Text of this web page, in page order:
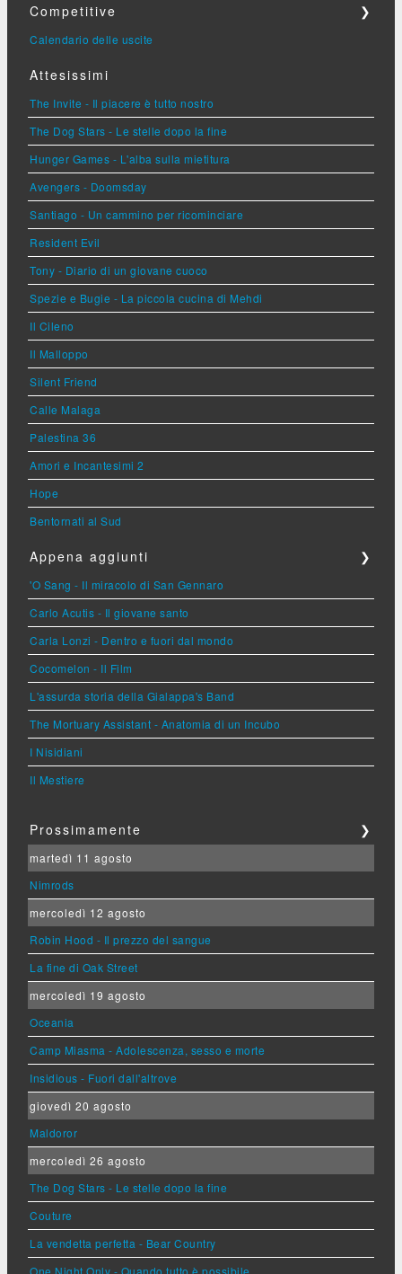
Competitive ❯
Calendario delle uscite
Attesissimi
The Invite - Il piacere è tutto nostro
The Dog Stars - Le stelle dopo la fine
Hunger Games - L'alba sulla mietitura
Avengers - Doomsday
Santiago - Un cammino per ricominciare
Resident Evil
Tony - Diario di un giovane cuoco
Spezie e Bugie - La piccola cucina di Mehdi
Il Cileno
Il Malloppo
Silent Friend
Calle Malaga
Palestina 36
Amori e Incantesimi 2
Hope
Bentornati al Sud
Appena aggiunti ❯
'O Sang - Il miracolo di San Gennaro
Carlo Acutis - Il giovane santo
Carla Lonzi - Dentro e fuori dal mondo
Cocomelon - Il Film
L'assurda storia della Gialappa's Band
The Mortuary Assistant - Anatomia di un Incubo
I Nisidiani
Il Mestiere
Prossimamente ❯
martedì 11 agosto
Nimrods
mercoledì 12 agosto
Robin Hood - Il prezzo del sangue
La fine di Oak Street
mercoledì 19 agosto
Oceania
Camp Miasma - Adolescenza, sesso e morte
Insidious - Fuori dall'altrove
giovedì 20 agosto
Maldoror
mercoledì 26 agosto
The Dog Stars - Le stelle dopo la fine
Couture
La vendetta perfetta - Bear Country
One Night Only - Quando tutto è possibile